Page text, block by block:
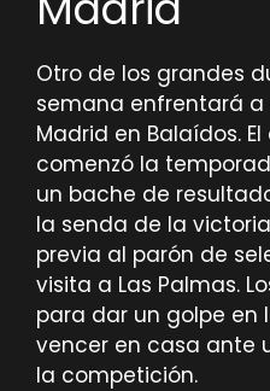
Otro de los grandes
semana enfrentará a
Madrid en Balaídos.
comenzó la
un bache de
la senda de la
previa al parón de
visita a Las Palmas.
para dar un golpe en
vencer en casa ante
la competición.